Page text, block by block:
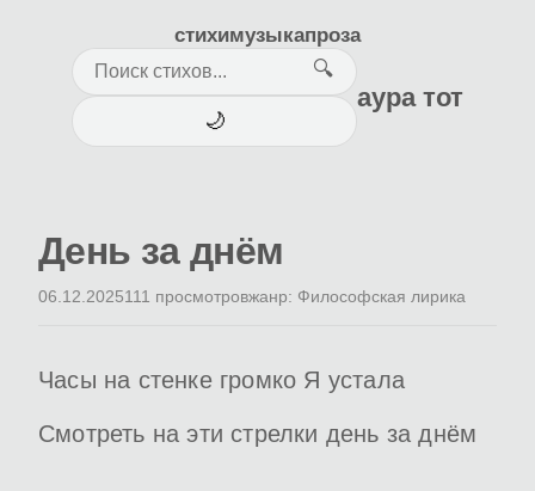
стихимузыкапроза
🔍
🌙
аура тот
День за днём
06.12.2025111 просмотровжанр: Философская лирика
Часы на стенке громко Я устала
Смотреть на эти стрелки день за днём